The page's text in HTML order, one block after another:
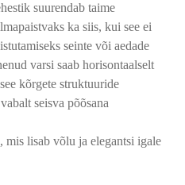
suurendab taime
ka siis, kui see ei
seinte või aedade
varsi saab horisontaalselt
kõrgete struktuuride
seisva põõsana
mis lisab võlu ja elegantsi igale